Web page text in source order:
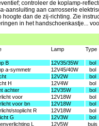
controleer de koplamp-
aansluiting aan carrosserie
hoogte dan de zij-richting. Zie
in het handschoenkastje...
Lamp Type
B 12V35/35W bol
a-symmetr 12V45/40W bol
12V2W bol
H 12V4W bol
achter 12V35W bol
voor 12V18W bol
voor bn 12V18W bol
stoplicht R 12V18W bol
G 12V3W bol
L 12V5W buis